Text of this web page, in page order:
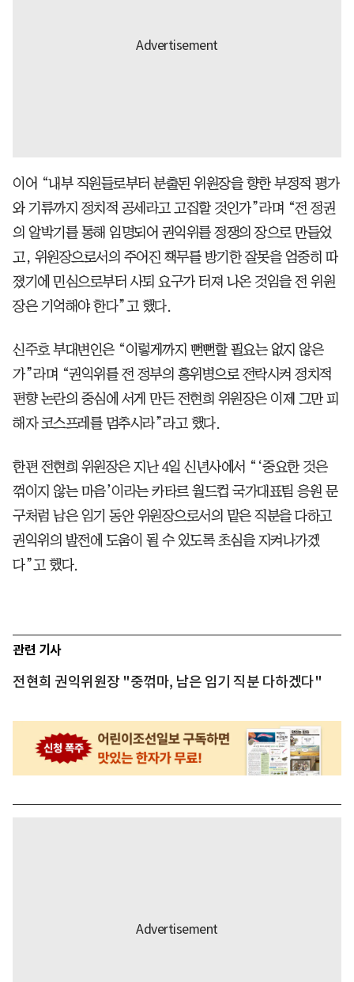
이어 “내부 직원들로부터 분출된 위원장을 향한 부정적 평가
와 기류까지 정치적 공세라고 고집할 것인가”라며 “전 정권
의 알박기를 통해 임명되어 권익위를 정쟁의 장으로 만들었
고, 위원장으로서의 주어진 책무를 방기한 잘못을 엄중히 따
졌기에 민심으로부터 사퇴 요구가 터져 나온 것임을 전 위원
장은 기억해야 한다”고 했다.
신주호 부대변인은 “이렇게까지 뻔뻔할 필요는 없지 않은
가”라며 “권익위를 전 정부의 홍위병으로 전락시켜 정치적
편향 논란의 중심에 서게 만든 전현희 위원장은 이제 그만 피
해자 코스프레를 멈추시라”라고 했다.
한편 전현희 위원장은 지난 4일 신년사에서 “‘중요한 것은
꺾이지 않는 마음’이라는 카타르 월드컵 국가대표팀 응원 문
구처럼 남은 임기 동안 위원장으로서의 맡은 직분을 다하고
권익위의 발전에 도움이 될 수 있도록 초심을 지켜나가겠
다”고 했다.
관련 기사
전현희 권익위원장 "중꺾마, 남은 임기 직분 다하겠다"